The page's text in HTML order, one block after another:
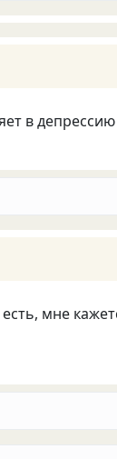
в депрессию
мне